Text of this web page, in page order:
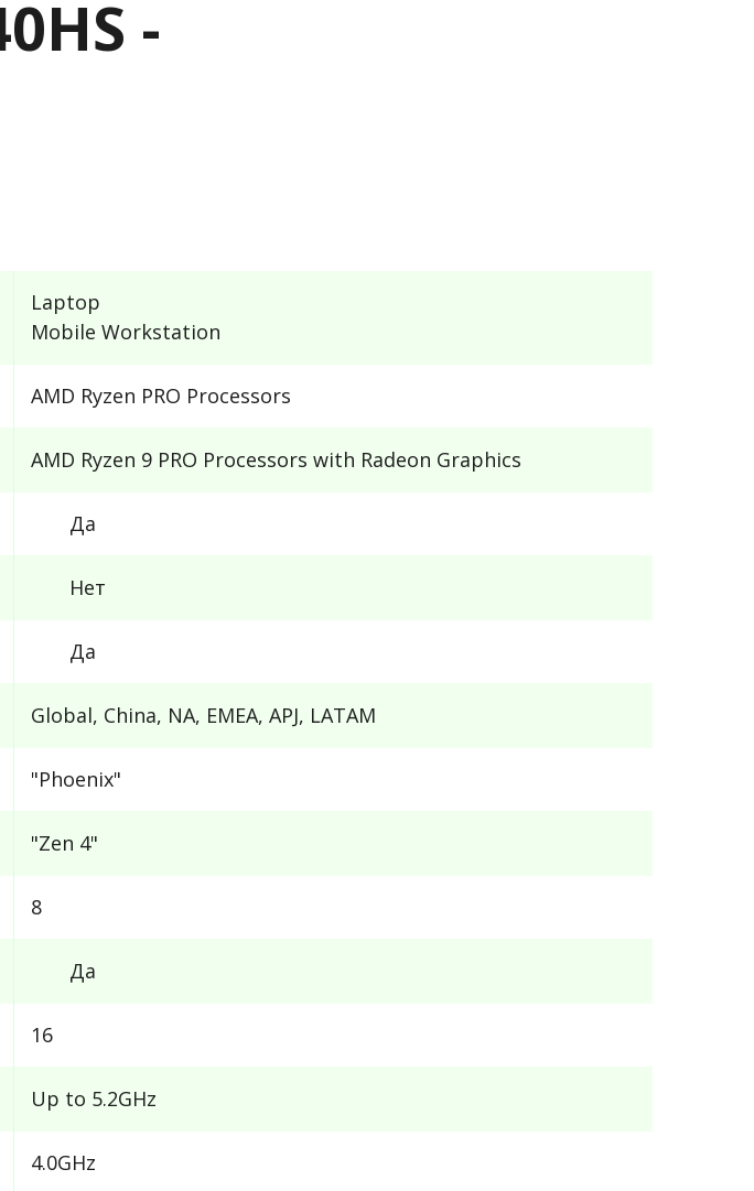
-
Laptop
Mobile Workstation
AMD Ryzen PRO Processors
AMD Ryzen 9 PRO Processors with Radeon Graphics
Да
Нет
Да
Global, China, NA, EMEA, APJ, LATAM
"Phoenix"
"Zen 4"
8
Да
16
Up to 5.2GHz
4.0GHz